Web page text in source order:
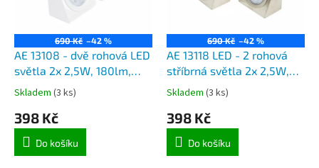
690 Kč –42 %
AE 13108 - dvě rohová LED
světla 2x 2,5W, 180lm,
IP20, vestavěný pohybový
Skladem (3 ks)
398 Kč
Do košíku
690 Kč –42 %
AE 13118 LED - 2 rohová
stříbrná světla 2x 2,5W,
180lm, IP20, vestavěný PIR
Skladem (3 ks)
398 Kč
Do košíku